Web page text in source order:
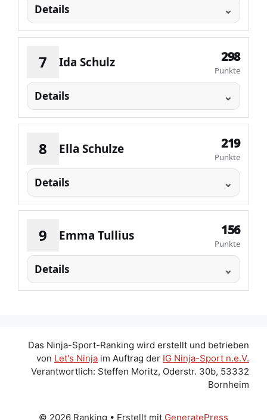
Details
7 Ida Schulz 298
Punkte
Details
8 Ella Schulze 219
Punkte
Details
9 Emma Tullius 156
Punkte
Details
Das Ninja-Sport-Ranking wird erstellt und betrieben
von Let's Ninja im Auftrag der IG Ninja-Sport n.e.V.
Verantwortlich: Steffen Moritz, Oderstr. 30b, 53332
Bornheim
© 2026 Ranking • Erstellt mit GeneratePress